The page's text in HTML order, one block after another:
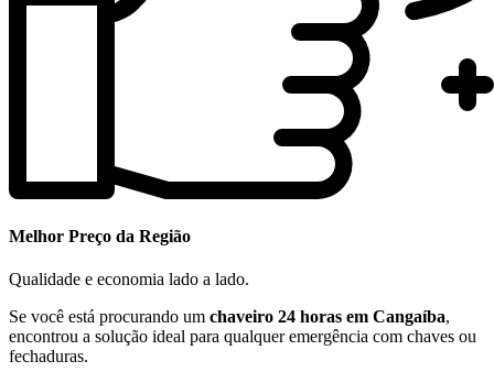
Melhor Preço da Região
Qualidade e economia lado a lado.
Se você está procurando um chaveiro 24 horas em Cangaíba,
encontrou a solução ideal para qualquer emergência com chaves ou
fechaduras.